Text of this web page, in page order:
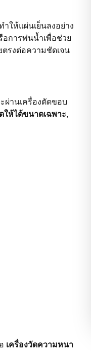
ให้แผ่นเย็นลงอย่าง
อการพ่นน้ำเพื่อช่วย
รงต่อความชัดเจน
ผ่านเครื่องตัดขอบ
ให้ได้ขนาดเฉพาะ,
เครื่องวัดความหนา